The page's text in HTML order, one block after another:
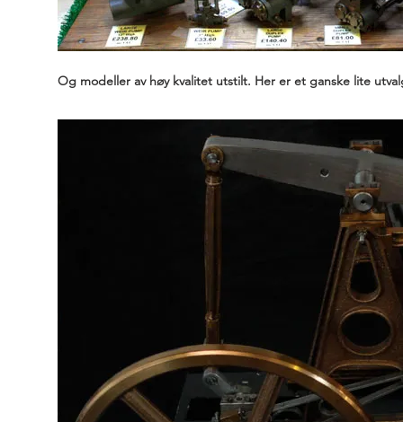
Og modeller av høy kvalitet utstilt. Her er et ganske lite